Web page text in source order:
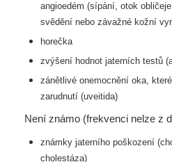
angioedém (sípání, otok
svědění nebo závažné kožní
horečka
zvýšení hodnot jaterních testů
zánětlivé onemocnění oka,
zarudnutí (uveitida)
Není známo (frekvenci nelze z
známky jaterního poškození
cholestáza)